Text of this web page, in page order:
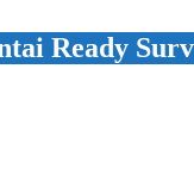
Ready